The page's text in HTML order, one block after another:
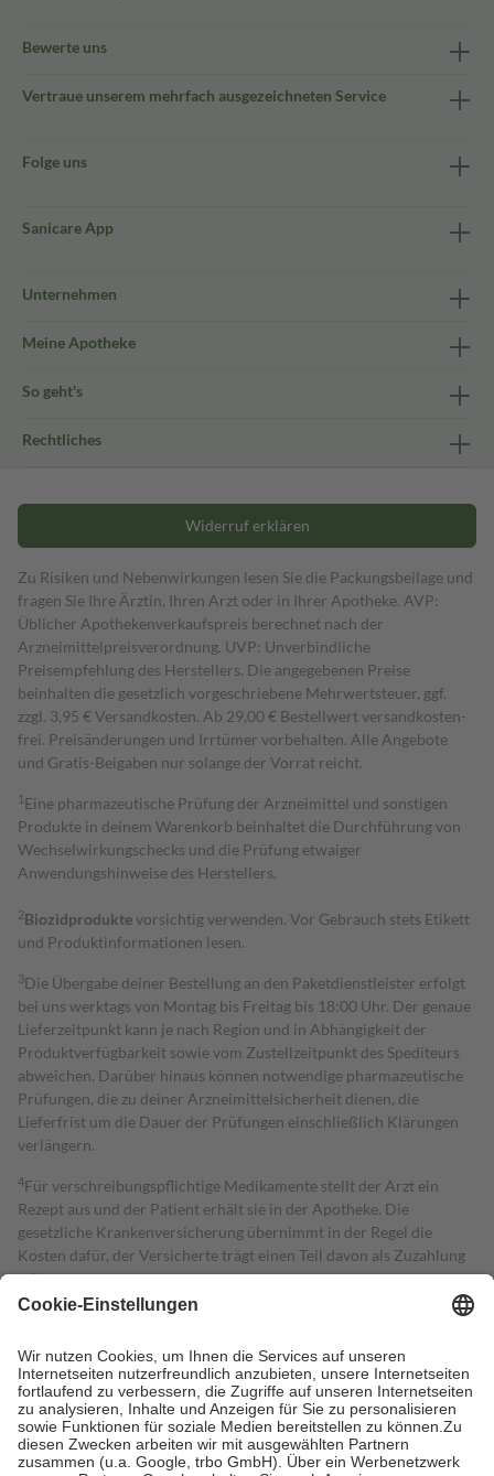
Bewerte uns
Vertraue unserem mehrfach ausgezeichneten Service
Folge uns
Sanicare App
Unternehmen
Meine Apotheke
So geht's
Rechtliches
Widerruf erklären
Zu Risiken und Nebenwirkungen lesen Sie die Packungsbeilage und
fragen Sie Ihre Ärztin, Ihren Arzt oder in Ihrer Apotheke. AVP:
Üblicher Apothekenverkaufspreis berechnet nach der
Arzneimittelpreisverordnung. UVP: Unverbindliche
Preisempfehlung des Herstellers. Die angegebenen Preise
beinhalten die gesetzlich vorgeschriebene Mehrwertsteuer, ggf.
zzgl. 3,95 € Versandkosten. Ab 29,00 € Bestell­wert versand­kosten­
frei. Preisänderungen und Irrtümer vorbehalten. Alle Angebote
und Gratis-Beigaben nur solange der Vorrat reicht.
1 Eine pharmazeutische Prüfung der Arzneimittel und sonstigen
Produkte in deinem Warenkorb beinhaltet die Durchführung von
Wechselwirkungschecks und die Prüfung etwaiger
Anwendungshinweise des Herstellers.
2Biozidproduktevorsichtig verwenden. Vor Gebrauch stets Etikett
und Produktinformationen lesen.
3Die Übergabe deiner Bestellung an den Paketdienstleister erfolgt
bei uns werktags von Montag bis Freitag bis 18:00 Uhr. Der genaue
Lieferzeitpunkt kann je nach Region und in Abhängigkeit der
Produktverfügbarkeit sowie vom Zustellzeitpunkt des Spediteurs
abweichen. Darüber hinaus können notwendige pharmazeutische
Prüfungen, die zu deiner Arzneimittelsicherheit dienen, die
Lieferfrist um die Dauer der Prüfungen einschließlich Klärungen
verlängern.
4Für verschreibungspflichtige Medikamente stellt der Arzt ein
Rezept aus und der Patient erhält sie in der Apotheke. Die
gesetzliche Krankenversicherung übernimmt in der Regel die
Kosten dafür, der Versicherte trägt einen Teil davon als Zuzahlung
mit.
Grundsätzlich leisten Mitglieder Zuzahlungen in Höhe von zehn
höchstens zehn Euro.
Es sind jedoch nie mehr als die tatsächlichen
Kosten der Leistung zu entrichten.
Diese Regeln gelten grundsätzlich auch für Online-Apotheken.
Bei Heilmitteln und häuslicher Krankenpflege beträgt die
Zuzahlung zehn Prozent der Kosten sowie zehn Euro je
Verordnung.